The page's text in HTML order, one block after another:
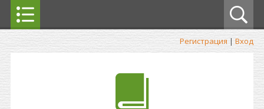
Регистрация | Вход